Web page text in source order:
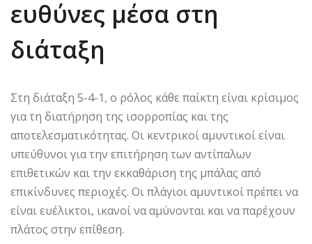
ευθύνες μέσα στη
διάταξη
Στη διάταξη 5-4-1, ο ρόλος κάθε παίκτη είναι κρίσιμος
για τη διατήρηση της ισορροπίας και της
αποτελεσματικότητας. Οι κεντρικοί αμυντικοί είναι
υπεύθυνοι για την επιτήρηση των αντίπαλων
επιθετικών και την εκκαθάριση της μπάλας από
επικίνδυνες περιοχές. Οι πλάγιοι αμυντικοί πρέπει να
είναι ευέλικτοι, ικανοί να αμύνονται και να παρέχουν
πλάτος στην επίθεση.